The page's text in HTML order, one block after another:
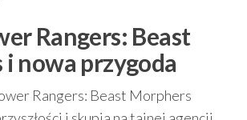
Rangers: Beast
nowa przygoda
Rangers: Beast Morphers